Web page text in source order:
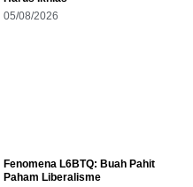
05/08/2026
Fenomena L6BTQ: Buah Pahit
Paham Liberalisme